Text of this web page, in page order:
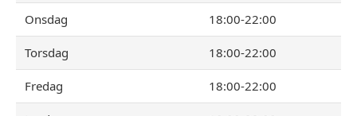
Onsdag 18:00-22:00
Torsdag 18:00-22:00
Fredag 18:00-22:00